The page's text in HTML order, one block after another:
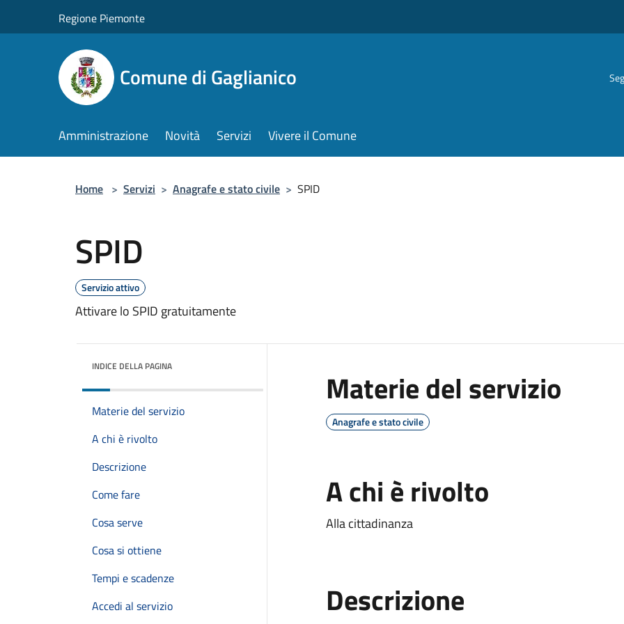
Regione Piemonte
Comune di Gaglianico
Amministrazione Novità Servizi Vivere il Comune
Home > Servizi > Anagrafe e stato civile > SPID
SPID
Servizio attivo
Attivare lo SPID gratuitamente
INDICE DELLA PAGINA
Materie del servizio
A chi è rivolto
Descrizione
Come fare
Cosa serve
Cosa si ottiene
Tempi e scadenze
Accedi al servizio
Materie del servizio
Anagrafe e stato civile
A chi è rivolto
Alla cittadinanza
Descrizione